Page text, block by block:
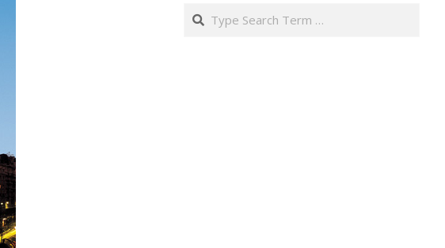
Search